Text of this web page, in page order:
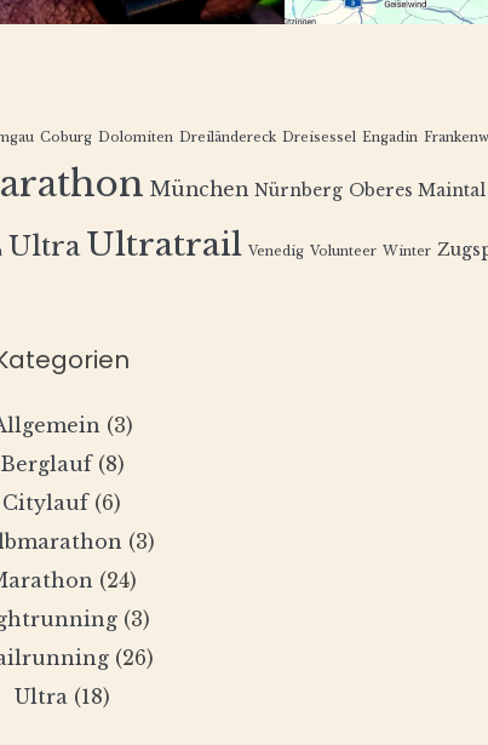
Coburg Dolomiten Dreiländereck Dreisessel Engadin
München Nürnberg Oberes Maintal
Ultra Ultratrail Venedig Volunteer Winter
(3)
Berglauf(8)
Citylauf(6)
(3)
(24)
(3)
(26)
Ultra(18)